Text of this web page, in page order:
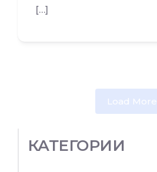
[…]
Load More
КАТЕГОРИИ